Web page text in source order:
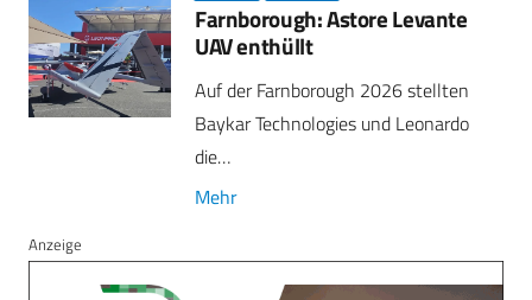
Farnborough: Astore Levante
UAV enthüllt
Auf der Farnborough 2026 stellten
Baykar Technologies und Leonardo
die…
Mehr
Anzeige